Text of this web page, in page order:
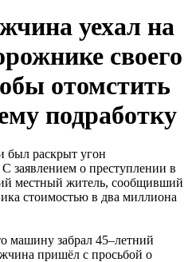
уехал на
своего
отомстить
подработку
был раскрыт угон
заявлением о преступлении в
местный житель, сообщивший
стоимостью в два миллиона
машину забрал 45–летний
пришёл с просьбой о